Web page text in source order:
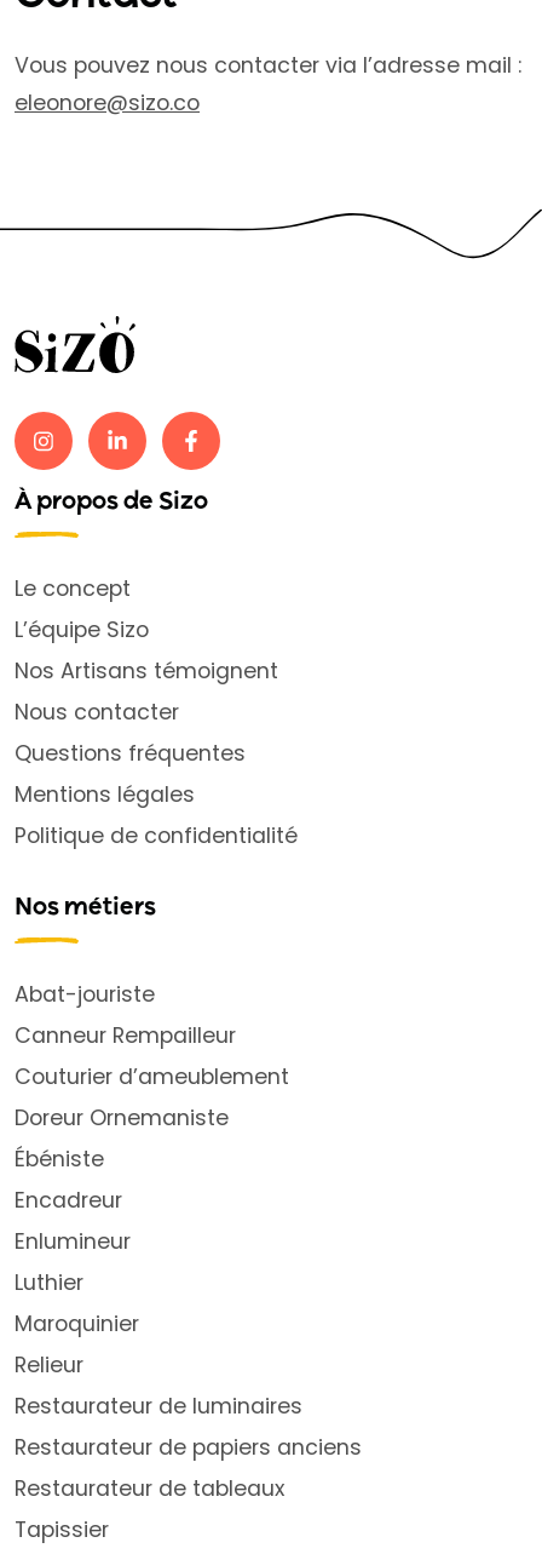
Vous pouvez nous contacter via l’adresse mail :
eleonore@sizo.co
À propos de Sizo
Le concept
L’équipe Sizo
Nos Artisans témoignent
Nous contacter
Questions fréquentes
Mentions légales
Politique de confidentialité
Nos métiers
Abat-jouriste
Canneur Rempailleur
Couturier d’ameublement
Doreur Ornemaniste
Ébéniste
Encadreur
Enlumineur
Luthier
Maroquinier
Relieur
Restaurateur de luminaires
Restaurateur de papiers anciens
Restaurateur de tableaux
Tapissier